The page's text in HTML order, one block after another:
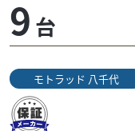
国道16号線沿い
とアクセスも良く
は最新の設備を取
9 台
モトラッド 八千代